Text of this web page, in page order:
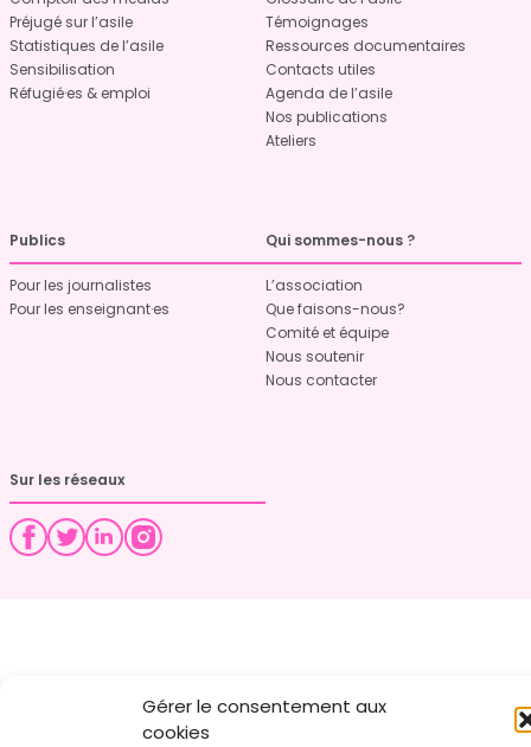
Gérer le consentement aux
cookies
Préjugé sur l’asile
Statistiques de l’asile
Sensibilisation
Réfugié·es & emploi
Témoignages
Ressources documentaires
Contacts utiles
Agenda de l’asile
Nos publications
Ateliers
Publics
Pour les journalistes
Pour les enseignant·es
Qui sommes-nous ?
L’association
Que faisons-nous?
Comité et équipe
Nous soutenir
Nous contacter
Sur les réseaux